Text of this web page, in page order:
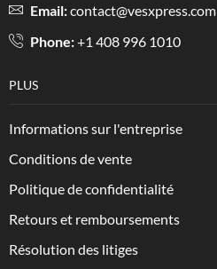
Email:contact@vesxpress.com
Phone:+1 408 996 1010
PLUS
Informations sur l'entreprise
Conditions de vente
Politique de confidentialité
Retours et remboursements
Résolution des litiges